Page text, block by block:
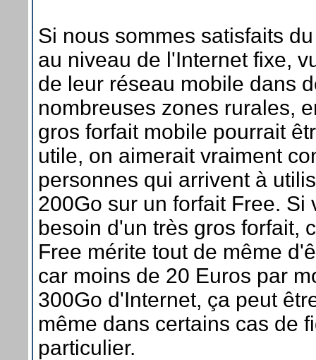
Si nous sommes satisfaits
au niveau de l'Internet fixe,
de leur réseau mobile dans
nombreuses zones rurales,
gros forfait mobile pourrait
utile, on aimerait vraiment
personnes qui arrivent à
200Go sur un forfait Free. Si
besoin d'un très gros forfait,
Free mérite tout de même
car moins de 20 Euros par
300Go d'Internet, ça peut
même dans certains cas de
particulier.